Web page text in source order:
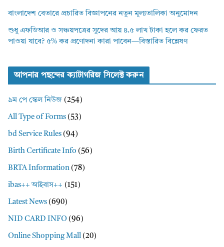
বাংলাদেশ বেতারে প্রচারিত বিজ্ঞাপনের নতুন মূল্যতালিকা অনুমোদন
শুধু এফডিআর ও সঞ্চয়পত্রের সুদের আয় ৪.৫ লাখ টাকা হলে কর ফেরত
পাওয়া যাবে? ৫% কর প্রণোদনা কারা পাবেন—বিস্তারিত বিশ্লেষণ
আপনার পছন্দের ক্যাটাগরিজ সিলেক্ট করুন
৯ম পে স্কেল নিউজ (254)
All Type of Forms (53)
bd Service Rules (94)
Birth Certificate Info (56)
BRTA Information (78)
ibas++ আইবাস++ (151)
Latest News (690)
NID CARD INFO (96)
Online Shopping Mall (20)